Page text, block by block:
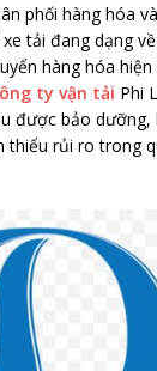
phối hàng hóa
tải đang dạng
hàng hóa
ty vận tải Phi
được bảo
rủi ro trong